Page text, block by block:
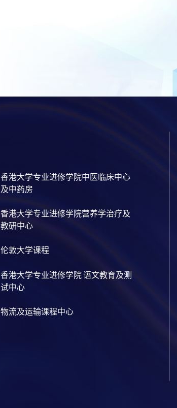
香港大学专业进修学院中医临床中心
及中药房
香港大学专业进修学院营养学治疗及
教研中心
伦敦大学课程
香港大学专业进修学院 语文教育及测
试中心
物流及运输课程中心